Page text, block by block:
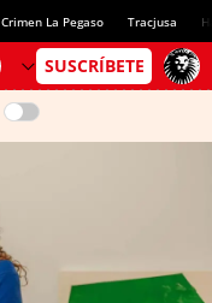
Crimen La Pegaso Tracjusa